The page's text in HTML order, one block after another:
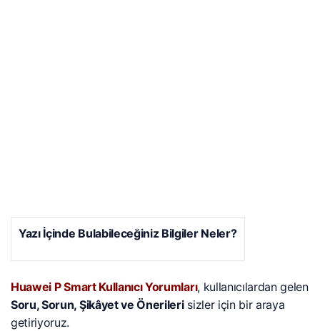
Yazı İçinde Bulabileceğiniz Bilgiler Neler?
Huawei P Smart Kullanıcı Yorumları, kullanıcılardan gelen
Soru, Sorun, Şikâyet ve Önerilerisizler için bir araya
getiriyoruz.